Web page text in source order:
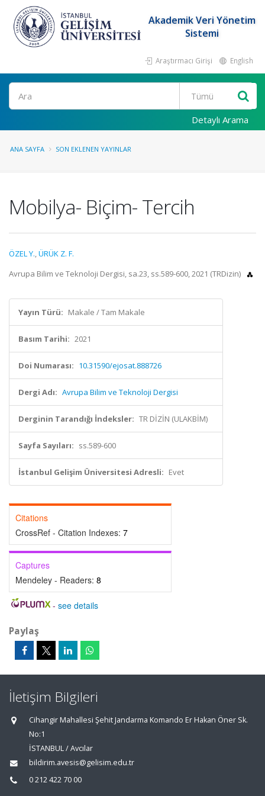
Akademik Veri Yönetim
Sistemi
Araştırmacı Girişi English
Ara
Detaylı Arama
ANA SAYFA SON EKLENEN YAYINLAR
Mobilya- Biçim- Tercih
ÖZEL Y.,ÜRÜK Z. F.
Avrupa Bilim ve Teknoloji Dergisi, sa.23, ss.589-600, 2021 (TRDizin)
Yayın Türü: Makale / Tam Makale
Basım Tarihi: 2021
Doi Numarası: 10.31590/ejosat.888726
Dergi Adı: Avrupa Bilim ve Teknoloji Dergisi
Derginin Tarandığı İndeksler: TR DİZİN (ULAKBİM)
Sayfa Sayıları: ss.589-600
İstanbul Gelişim Üniversitesi Adresli: Evet
Citations
CrossRef - Citation Indexes: 7
Captures
Mendeley - Readers: 8
- see details
Paylaş
İletişim Bilgileri
Cihangir Mahallesi Şehit Jandarma Komando Er Hakan Öner Sk.
No:1
İSTANBUL / Avcılar
bildirim.avesis@gelisim.edu.tr
0 212 422 70 00